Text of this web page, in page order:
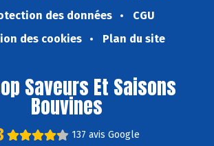
des données
CGU
des cookies
Plan du site
Saveurs Et Saisons
Bouvines
137 avis Google